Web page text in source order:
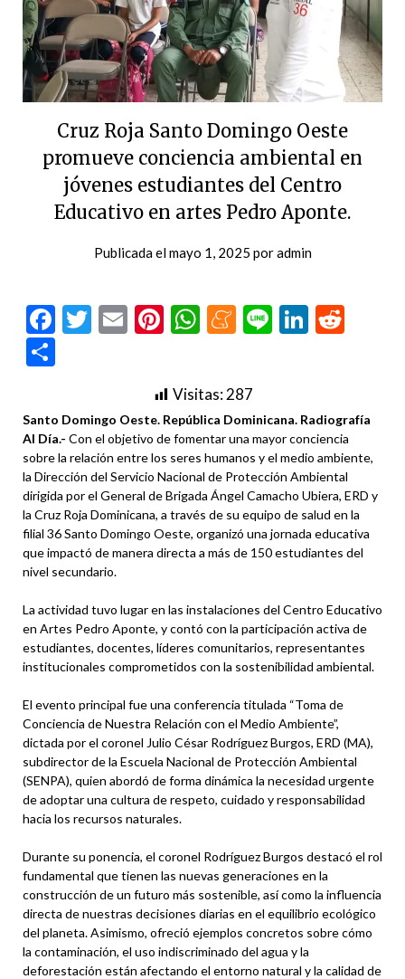
Cruz Roja Santo Domingo Oeste
promueve conciencia ambiental en
jóvenes estudiantes del Centro
Educativo en artes Pedro Aponte.
Publicada elmayo 1, 2025 poradmin
Facebook
Twitter
EmailPinterest
WhatsApp
Meneame
Line
Visitas:287
Santo Domingo Oeste. República Dominicana. Radiografía
Al Día.- Con el objetivo de fomentar una mayor conciencia
sobre la relación entre los seres humanos y el medio ambiente,
la Dirección del Servicio Nacional de Protección Ambiental
dirigida por el General de Brigada Ángel Camacho Ubiera, ERD y
la Cruz Roja Dominicana, a través de su equipo de salud en la
filial 36 Santo Domingo Oeste, organizó una jornada educativa
que impactó de manera directa a más de 150 estudiantes del
nivel secundario.
La actividad tuvo lugar en las instalaciones del Centro Educativo
en Artes Pedro Aponte, y contó con la participación activa de
estudiantes, docentes, líderes comunitarios, representantes
institucionales comprometidos con la sostenibilidad ambiental.
El evento principal fue una conferencia titulada “Toma de
Conciencia de Nuestra Relación con el Medio Ambiente”,
dictada por el coronel Julio César Rodríguez Burgos, ERD (MA),
subdirector de la Escuela Nacional de Protección Ambiental
(SENPA), quien abordó de forma dinámica la necesidad urgente
de adoptar una cultura de respeto, cuidado y responsabilidad
hacia los recursos naturales.
Durante su ponencia, el coronel Rodríguez Burgos destacó el rol
fundamental que tienen las nuevas generaciones en la
construcción de un futuro más sostenible, así como la influencia
directa de nuestras decisiones diarias en el equilibrio ecológico
del planeta. Asimismo, ofreció ejemplos concretos sobre cómo
la contaminación, el uso indiscriminado del agua y la
deforestación están afectando el entorno natural y la calidad de